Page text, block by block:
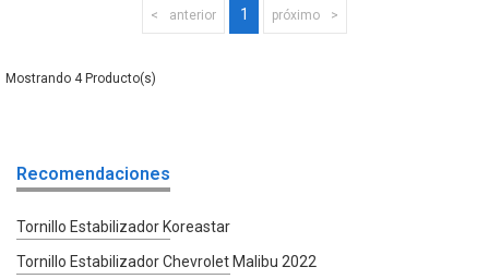
anterior 1 próximo
4
Recomendaciones
Tornillo Estabilizador Koreastar
Tornillo Estabilizador Chevrolet Malibu 2022